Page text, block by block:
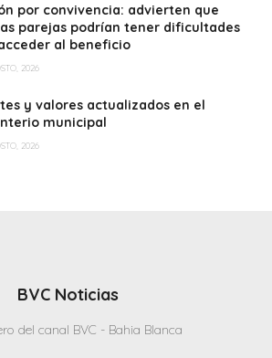
por convivencia: advierten que
parejas podrían tener dificultades
al beneficio
2026
y valores actualizados en el
municipal
2026
BVC Noticias
del canal BVC - Bahia Blanca